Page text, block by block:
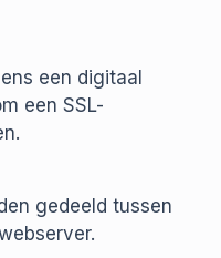
een digitaal
een SSL-
gedeeld tussen